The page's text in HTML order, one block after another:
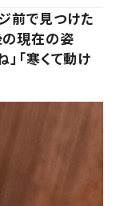
前で見つけた
現在の姿
「寒くて動け